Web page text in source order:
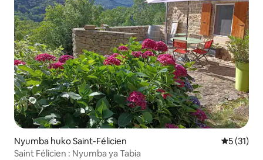
Nyumba huko Saint-Félicien Ukadiriaji
5 (31)
Saint Félicien : Nyumba ya Tabia